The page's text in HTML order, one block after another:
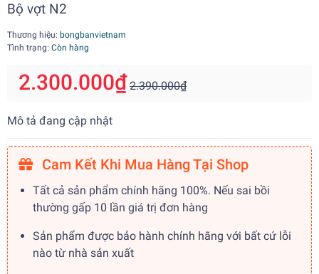
Bộ vợt N2
Thương hiệu: bongbanvietnam
Tình trạng: Còn hàng
2.300.000₫ 2.390.000₫
Mô tả đang cập nhật
Cam Kết Khi Mua Hàng Tại Shop
Tất cả sản phẩm chính hãng 100%. Nếu sai bồi
thường gấp 10 lần giá trị đơn hàng
Sản phẩm được bảo hành chính hãng với bất cứ lỗi
nào từ nhà sản xuất